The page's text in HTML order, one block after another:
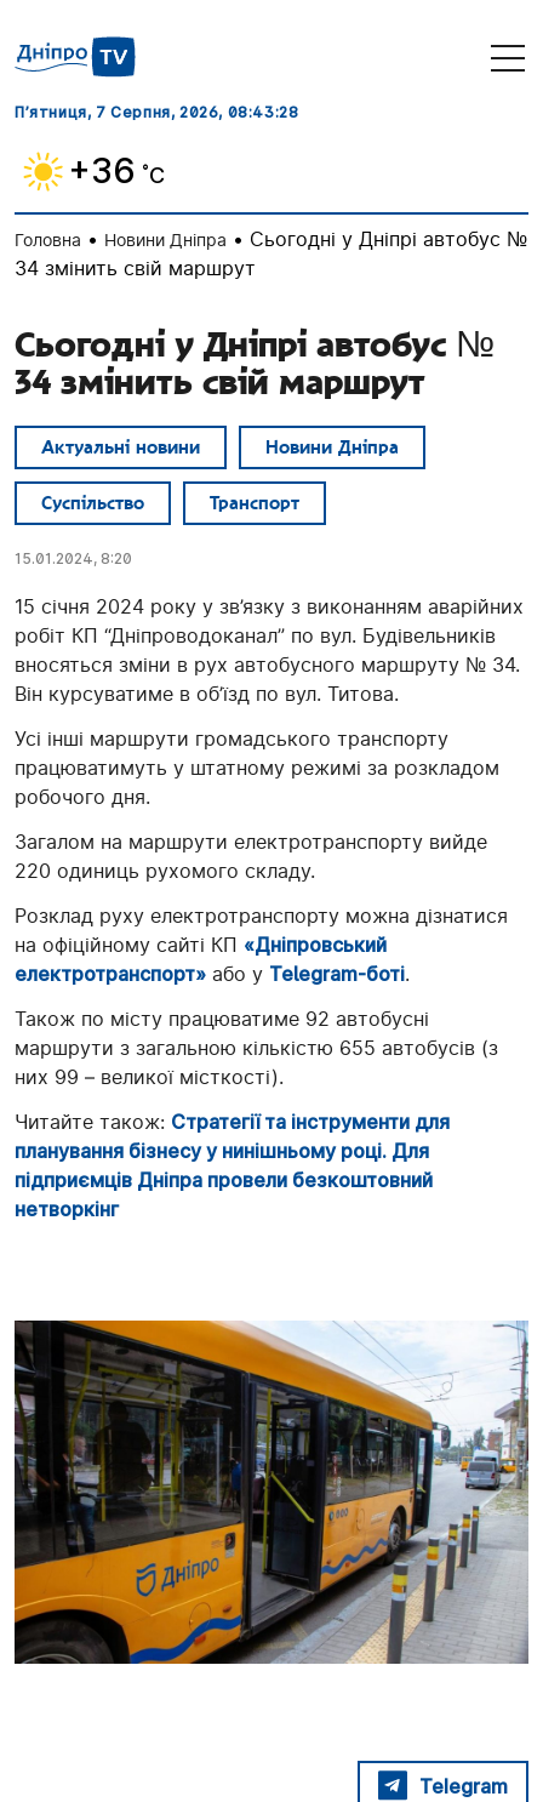
П’ятниця, 7 Серпня, 2026, 08:43:28
+36 ˚C
Головна • Новини Дніпра • Сьогодні у Дніпрі автобус №
34 змінить свій маршрут
Сьогодні у Дніпрі автобус №
34 змінить свій маршрут
Актуальні новини Новини Дніпра
Суспільство Транспорт
15.01.2024, 8:20
15 січня 2024 року у зв’язку з виконанням аварійних
робіт КП “Дніпроводоканал” по вул. Будівельників
вносяться зміни в рух автобусного маршруту № 34.
Він курсуватиме в об’їзд по вул. Титова.
Усі інші маршрути громадського транспорту
працюватимуть у штатному режимі за розкладом
робочого дня.
Загалом на маршрути електротранспорту вийде
220 одиниць рухомого складу.
Розклад руху електротранспорту можна дізнатися
на офіційному сайті КП «Дніпровський
електротранспорт» або у Telegram-боті.
Також по місту працюватиме 92 автобусні
маршрути з загальною кількістю 655 автобусів (з
них 99 – великої місткості).
Читайте також: Стратегії та інструменти для
планування бізнесу у нинішньому році. Для
підприємців Дніпра провели безкоштовний
нетворкінг
Telegram